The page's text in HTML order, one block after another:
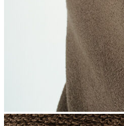
Pantolon
Sweatshırt
Gömlek
T-shirt
Elbise